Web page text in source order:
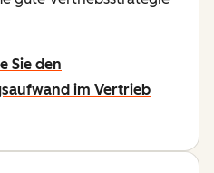
Sie den
im Vertrieb